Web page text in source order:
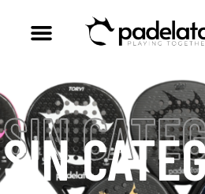
SIN
SIN